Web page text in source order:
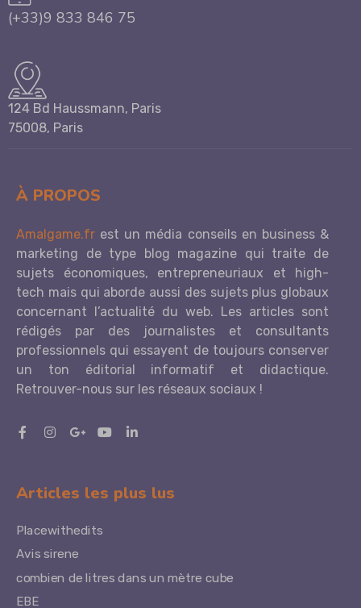
(+33)9 833 846 75
124 Bd Haussmann, Paris
75008, Paris
À PROPOS
Amalgame.fr est un média conseils en business &
marketing de type blog magazine qui traite de
sujets économiques, entrepreneuriaux et high-
tech mais qui aborde aussi des sujets plus globaux
concernant l’actualité du web. Les articles sont
rédigés par des journalistes et consultants
professionnels qui essayent de toujours conserver
un ton éditorial informatif et didactique.
Retrouver-nous sur les réseaux sociaux !
Articles les plus lus
Placewithedits
Avis sirene
combien de litres dans un mètre cube
EBE